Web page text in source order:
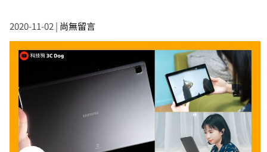
2020-11-02 | 尚無留言